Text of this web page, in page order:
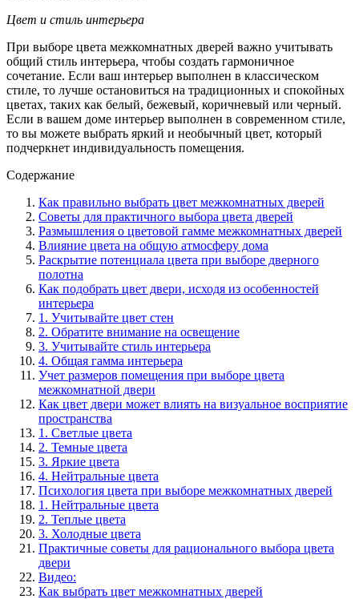
Цвет и стиль интерьера
При выборе цвета межкомнатных дверей важно учитывать
общий стиль интерьера, чтобы создать гармоничное
сочетание. Если ваш интерьер выполнен в классическом
стиле, то лучше остановиться на традиционных и спокойных
цветах, таких как белый, бежевый, коричневый или черный.
Если в вашем доме интерьер выполнен в современном стиле,
то вы можете выбрать яркий и необычный цвет, который
подчеркнет индивидуальность помещения.
Содержание
Как правильно выбрать цвет межкомнатных дверей
Советы для практичного выбора цвета дверей
Размышления о цветовой гамме межкомнатных дверей
Влияние цвета на общую атмосферу дома
Раскрытие потенциала цвета при выборе дверного
полотна
Как подобрать цвет двери, исходя из особенностей
интерьера
1. Учитывайте цвет стен
2. Обратите внимание на освещение
3. Учитывайте стиль интерьера
4. Общая гамма интерьера
Учет размеров помещения при выборе цвета
межкомнатной двери
Как цвет двери может влиять на визуальное восприятие
пространства
1. Светлые цвета
2. Темные цвета
3. Яркие цвета
4. Нейтральные цвета
Психология цвета при выборе межкомнатных дверей
1. Нейтральные цвета
2. Теплые цвета
3. Холодные цвета
Практичные советы для рационального выбора цвета
двери
Видео:
Как выбрать цвет межкомнатных дверей